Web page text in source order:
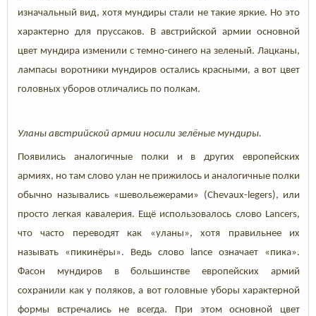
изначальный вид, хотя мундиры стали не такие яркие. Но это
характерно для пруссаков. В австрийской армии основной
цвет мундира изменили с темно-синего на зеленый. Лацканы,
лампасы воротники мундиров остались красными, а вот цвет
головных уборов отличались по полкам.
Уланы австрийской армии носили зелёные мундиры.
Появились аналогичные полки и в других европейских
армиях, но там слово улан не прижилось и аналогичные полки
обычно назывались «шевольежерами» (Chevaux-legers), или
просто легкая кавалерия. Ещё использовалось слово Lancers,
что часто переводят как «уланы», хотя правильнее их
называть «пикинёры». Ведь слово lance означает «пика».
Фасон мундиров в большинстве европейских армий
сохранили как у поляков, а вот головные уборы характерной
формы встречались не всегда. При этом основной цвет